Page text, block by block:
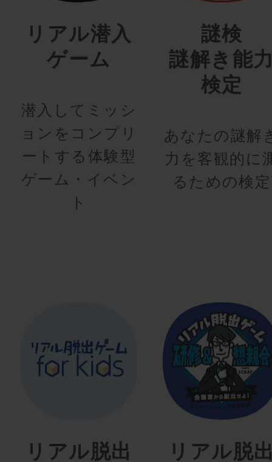
リアル潜入
ゲーム
潜入してミッシ
ョンをコンプリ
ートする体験型
ゲーム・イベン
ト
謎検
謎解き能
検定
あなたの謎解
力を客観的に
るための検定
リアル脱出 リアル脱